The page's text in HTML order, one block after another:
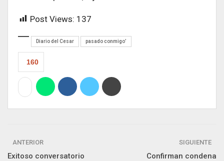
Post Views: 137
Diario del Cesar pasado conmigo’
160
ANTERIOR
Exitoso conversatorio
SIGUIENTE
Confirman condena